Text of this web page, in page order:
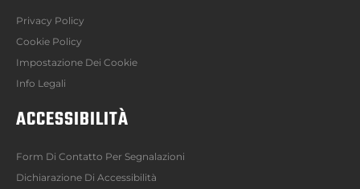
Privacy Policy
Cookie Policy
Impostazione Dei Cookie
Info Legali
ACCESSIBILITÀ
Form Di Contatto Per Segnalazioni
Dichiarazione Di Accessibilità